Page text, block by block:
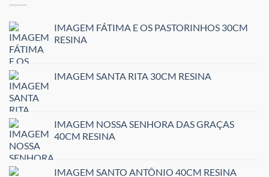
IMAGEM FÁTIMA E OS PASTORINHOS 30CM
RESINA
IMAGEM SANTA RITA 30CM RESINA
IMAGEM NOSSA SENHORA DAS GRAÇAS
40CM RESINA
IMAGEM SANTO ANTÔNIO 40CM RESINA